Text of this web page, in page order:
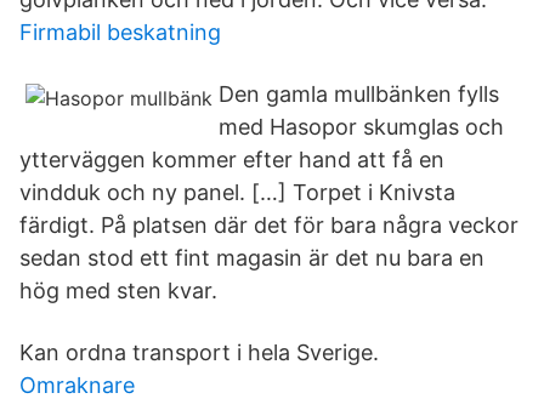
Firmabil beskatning
Den gamla mullbänken fylls
med Hasopor skumglas och
ytterväggen kommer efter hand att få en
vindduk och ny panel. […] Torpet i Knivsta
färdigt. På platsen där det för bara några veckor
sedan stod ett fint magasin är det nu bara en
hög med sten kvar.
Kan ordna transport i hela Sverige.
Omraknare